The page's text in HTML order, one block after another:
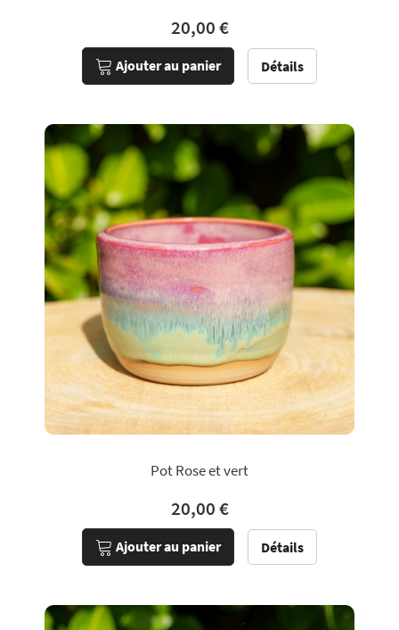
20,00 €
Ajouter au panier Détails
Pot Rose et vert
20,00 €
Ajouter au panier Détails